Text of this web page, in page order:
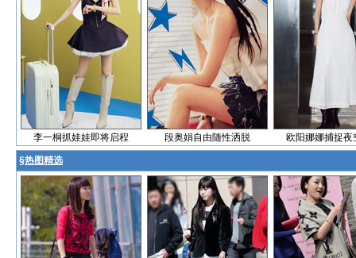
李一桐抓娃娃即将启程 段奥娟自由随性洒脱 欧阳娜娜捕捉夜
§热图精选